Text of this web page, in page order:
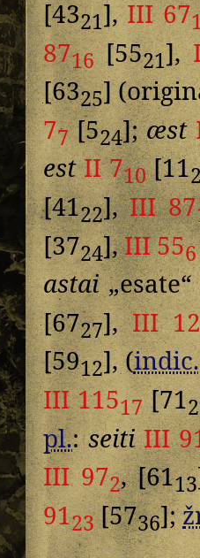
[4321],III 67
8716[5521],
[6325]
77[524];æst
est II 710[11
[4122],III 87
[3724],III 556
astai
[6727],III
[5912], (indic.
III 11517[71
pl.:seiti III
III 972, [6113
9123[5736];